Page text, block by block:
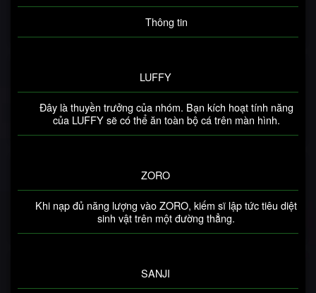
Thông tin
LUFFY
Đây là thuyền trưởng của nhóm. Bạn kích hoạt tính năng
của LUFFY sẽ có thể ăn toàn bộ cá trên màn hình.
ZORO
Khi nạp đủ năng lượng vào ZORO, kiếm sĩ lập tức tiêu diệt
sinh vật trên một đường thẳng.
SANJI